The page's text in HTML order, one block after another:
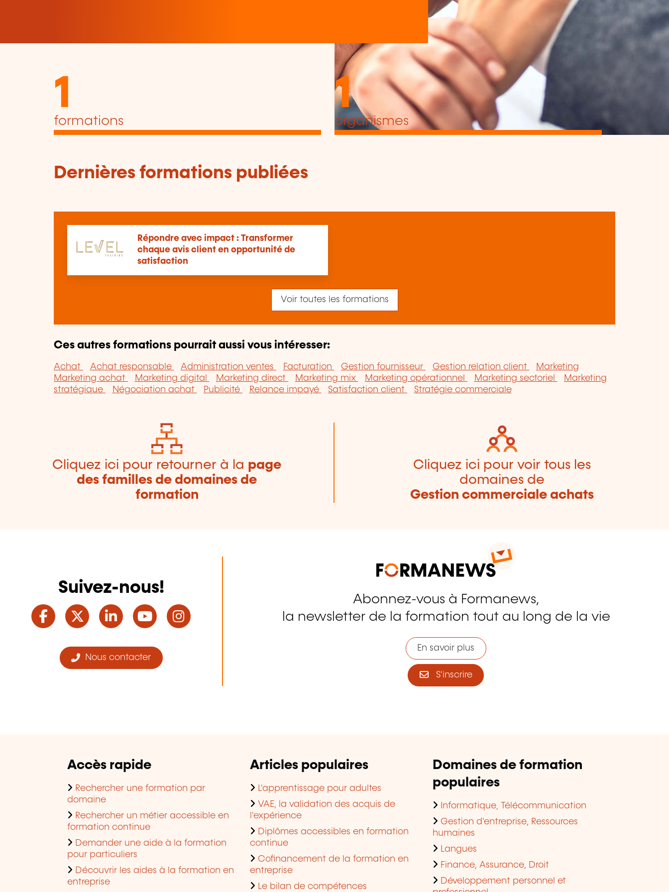
1
formations
1
organismes
Dernières formations publiées
Répondre avec impact : Transformer
chaque avis client en opportunité de
satisfaction
Voir toutes les formations
Ces autres formations pourrait aussi vous intéresser:
Achat Achat responsable Administration ventes Facturation Gestion fournisseur Gestion relation client
Marketing
Marketing achat
Marketing digital Marketing direct Marketing mix Marketing opérationnel Marketing sectoriel
Marketing
stratégique
Négociation achat Publicité Relance impayé Satisfaction client Stratégie commerciale
Cliquez ici pour retourner à la page
des familles de domaines de
formation
Cliquez ici pour voir tous les
domaines de
Gestion commerciale achats
Suivez-nous!
Facebook
TwitterLinkedInYouTube
Nous contacter
Abonnez-vous à Formanews,
la newsletter de la formation tout au long de la vie
En savoir plus
S'inscrire
Accès rapide
Rechercher une formation par
domaine
Rechercher un métier accessible en
formation continue
Demander une aide à la formation
pour particuliers
Découvrir les aides à la formation en
entreprise
Articles populaires
L'apprentissage pour adultes
VAE, la validation des acquis de
l'expérience
Diplômes accessibles en formation
continue
Cofinancement de la formation en
entreprise
Le bilan de compétences
Domaines de formation
populaires
Informatique, Télécommunication
Gestion d'entreprise, Ressources
humaines
Langues
Finance, Assurance, Droit
Développement personnel et